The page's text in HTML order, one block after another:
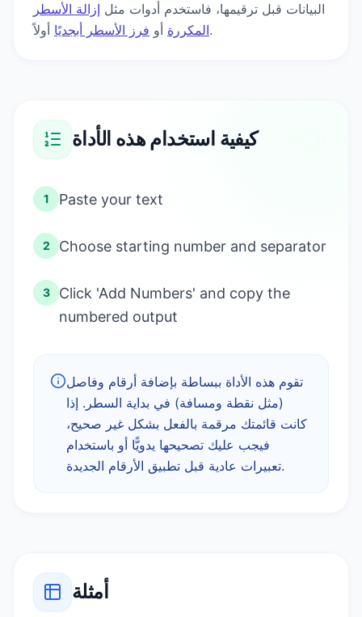
البيانات قبل ترقيمها، فاستخدم أدوات مثل إزالة الأسطر
المكررة أو فرز الأسطر أبجديًا أولاً.
كيفية استخدام هذه الأداة
1 Paste your text
2 Choose starting number and separator
3
Click 'Add Numbers' and copy the
numbered output
تقوم هذه الأداة ببساطة بإضافة أرقام وفاصل
(مثل نقطة ومسافة) في بداية السطر. إذا
كانت قائمتك مرقمة بالفعل بشكل غير صحيح،
فيجب عليك تصحيحها يدويًّا أو باستخدام
تعبيرات عادية قبل تطبيق الأرقام الجديدة.
أمثلة